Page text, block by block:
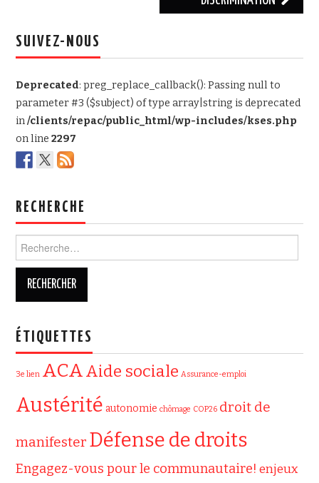
SUIVEZ-NOUS
Deprecated: preg_replace_callback(): Passing null to
parameter #3 ($subject) of type array|string is deprecated
in/clients/repac/public_html/wp-includes/kses.php
on line2297
RECHERCHE
ÉTIQUETTES
3e lien ACAAide sociale Assurance-emploi
Austérité autonomie chômage COP26 droit de
manifester Défense de droits
Engagez-vous pour le communautaire! enjeux